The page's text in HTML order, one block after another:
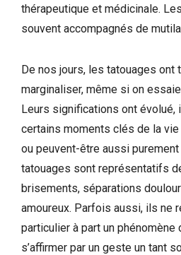
thérapeutique et médicinale.
souvent accompagnés de
De nos jours, les tatouages ont
marginaliser, même si on
Leurs significations ont évolué,
certains moments clés de la
ou peuvent-être aussi
tatouages sont représentatifs
brisements, séparations
amoureux. Parfois aussi, ils ne
particulier à part un
s’affirmer par un geste un tant